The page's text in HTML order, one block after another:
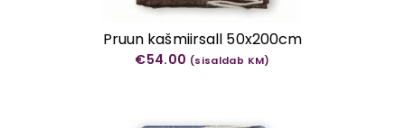
Pruun kašmiirsall 50x200cm
€54.00 (sisaldab KM)